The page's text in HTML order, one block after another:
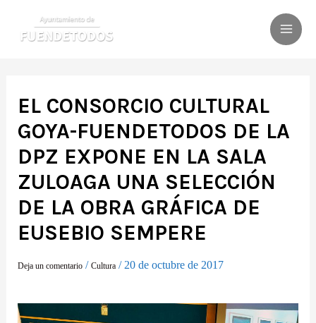
EL CONSORCIO CULTURAL
GOYA-FUENDETODOS DE LA
DPZ EXPONE EN LA SALA
ZULOAGA UNA SELECCIÓN
DE LA OBRA GRÁFICA DE
EUSEBIO SEMPERE
Deja un comentario /Cultura /20 de octubre de 2017